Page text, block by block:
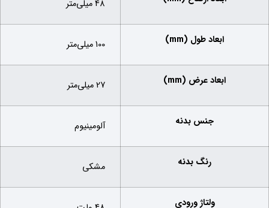
ابعاد طول (mm)
ابعاد عرض (mm)
جنس بدنه آلومینیوم
رنگ بدنه
ولتاژ ورودی